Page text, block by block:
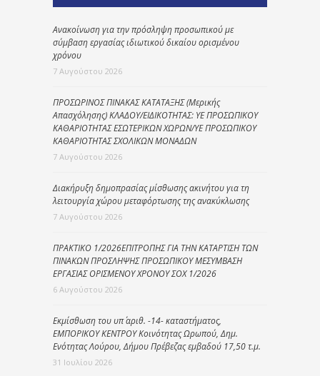
Ανακοίνωση για την πρόσληψη προσωπικού με
σύμβαση εργασίας ιδιωτικού δικαίου ορισμένου
χρόνου
7 Αυγούστου 2026
ΠΡΟΣΩΡΙΝΟΣ ΠΙΝΑΚΑΣ ΚΑΤΑΤΑΞΗΣ (Μερικής
Απασχόλησης) ΚΛΑΔΟΥ/ΕΙΔΙΚΟΤΗΤΑΣ: ΥΕ ΠΡΟΣΩΠΙΚΟΥ
ΚΑΘΑΡΙΟΤΗΤΑΣ ΕΣΩΤΕΡΙΚΩΝ ΧΩΡΩΝ/ΥΕ ΠΡΟΣΩΠΙΚΟΥ
ΚΑΘΑΡΙΟΤΗΤΑΣ ΣΧΟΛΙΚΩΝ ΜΟΝΑΔΩΝ
7 Αυγούστου 2026
Διακήρυξη δημοπρασίας μίσθωσης ακινήτου για τη
λειτουργία χώρου μεταφόρτωσης της ανακύκλωσης
7 Αυγούστου 2026
ΠΡΑΚΤΙΚΟ 1/2026ΕΠΙΤΡΟΠΗΣ ΓΙΑ ΤΗΝ ΚΑΤΑΡΤΙΣΗ ΤΩΝ
ΠΙΝΑΚΩΝ ΠΡΟΣΛΗΨΗΣ ΠΡΟΣΩΠΙΚΟΥ ΜΕΣΥΜΒΑΣΗ
ΕΡΓΑΣΙΑΣ ΟΡΙΣΜΕΝΟΥ ΧΡΟΝΟΥ ΣΟΧ 1/2026
6 Αυγούστου 2026
Εκμίσθωση του υπ΄ αριθ. -14- καταστήματος,
ΕΜΠΟΡΙΚΟΥ ΚΕΝΤΡΟΥ Κοινότητας Ωρωπού, Δημ.
Ενότητας Λούρου, Δήμου Πρέβεζας εμβαδού 17,50 τ.μ.
31 Ιουλίου 2026